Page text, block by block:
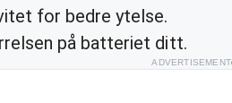
for bedre ytelse.
på batteriet ditt.
ADVERTISEMENT